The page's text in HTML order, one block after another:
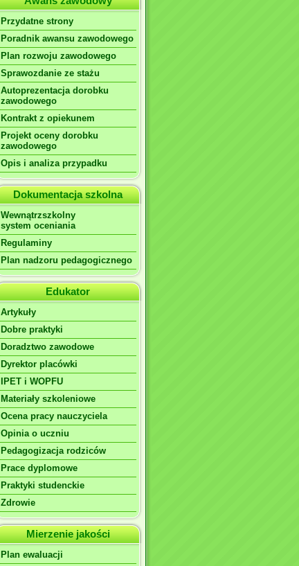
Przydatne strony
Poradnik awansu zawodowego
Plan rozwoju zawodowego
Sprawozdanie ze stażu
Autoprezentacja dorobku
zawodowego
Kontrakt z opiekunem
Projekt oceny dorobku
zawodowego
Opis i analiza przypadku
Dokumentacja szkolna
Wewnątrzszkolny
system oceniania
Regulaminy
Plan nadzoru pedagogicznego
Edukator
Artykuły
Dobre praktyki
Doradztwo zawodowe
Dyrektor placówki
IPET i WOPFU
Materiały szkoleniowe
Ocena pracy nauczyciela
Opinia o uczniu
Pedagogizacja rodziców
Prace dyplomowe
Praktyki studenckie
Zdrowie
Mierzenie jakości
Plan ewaluacji